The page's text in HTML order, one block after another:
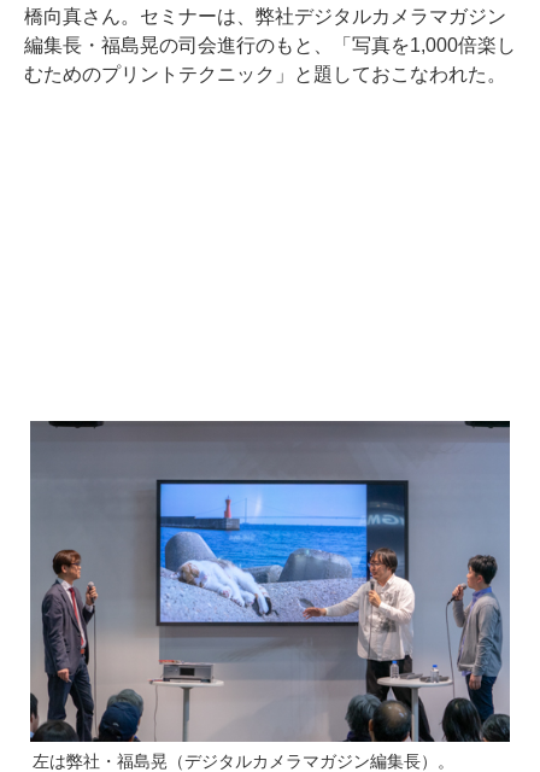
橋向真さん。セミナーは、弊社デジタルカメラマガジン
編集長・福島晃の司会進行のもと、「写真を1,000倍楽し
むためのプリントテクニック」と題しておこなわれた。
左は弊社・福島晃（デジタルカメラマガジン編集長）。